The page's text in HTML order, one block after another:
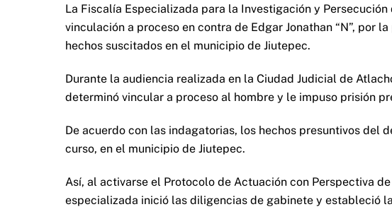
La Fiscalía Especializada para la Investigación y
vinculación a proceso en contra de Edgar Jonathan “N”, por
hechos suscitados en el municipio de Jiutepec.
Durante la audiencia realizada en la Ciudad Judicial de
determinó vincular a proceso al hombre y le impuso prisión
De acuerdo con las indagatorias, los hechos presuntivos del
curso, en el municipio de Jiutepec.
Así, al activarse el Protocolo de Actuación con Perspectiva
especializada inició las diligencias de gabinete y estableció